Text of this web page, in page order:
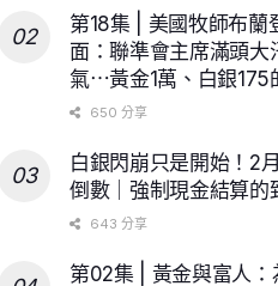
第18集 | 美國牧師布蘭
面：聯準會主席滿頭大
氣⋯黃金1萬、白銀175
650 分享
白銀閃崩只是開始！2
倒數｜強制現金結算的
643 分享
第02集 | 黃金與富人：